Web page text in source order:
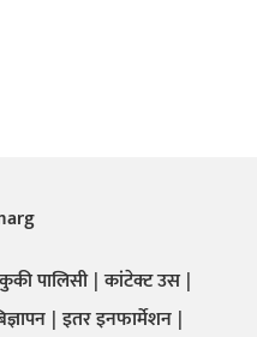
कुकी पालिसी कांटेक्ट उस
इतर इनफार्मेशन